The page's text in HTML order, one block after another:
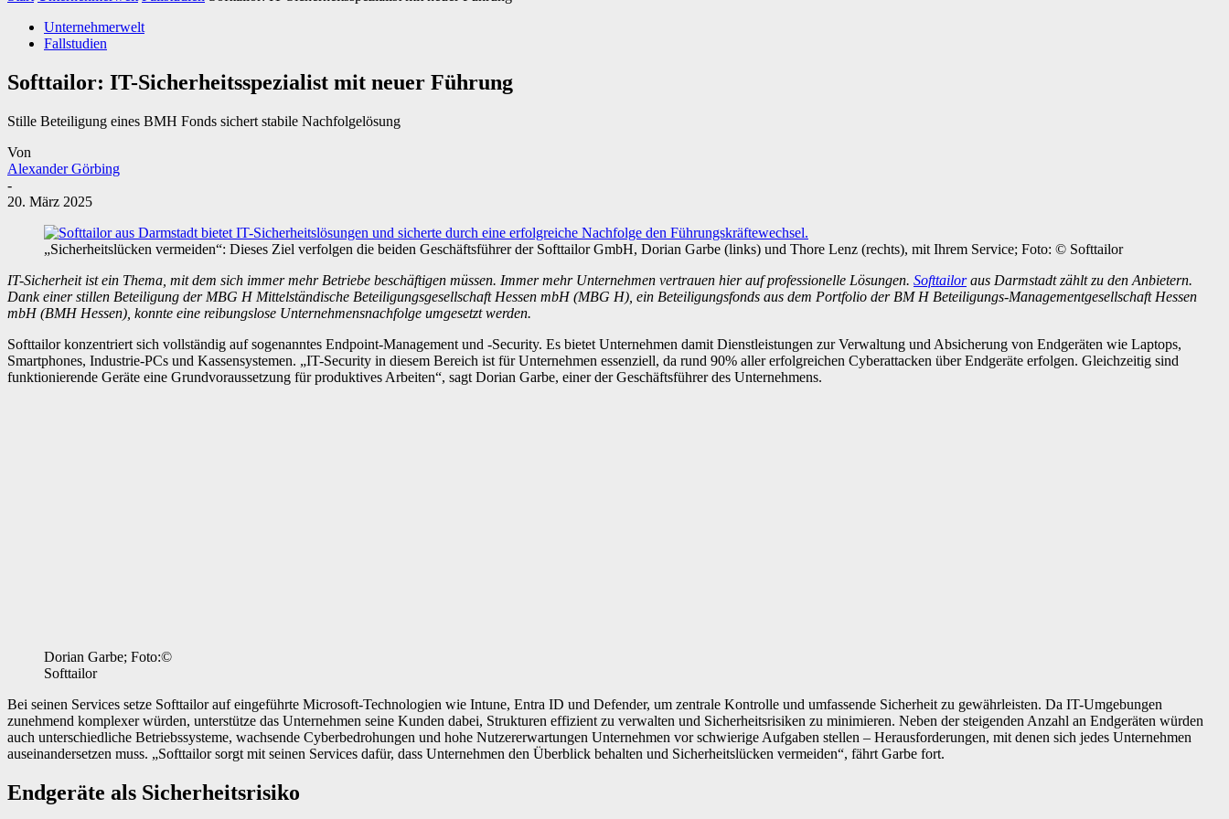
Unternehmerwelt
Fallstudien
Softtailor: IT-Sicherheitsspezialist mit neuer Führung
Stille Beteiligung eines BMH Fonds sichert stabile Nachfolgelösung
Von
Alexander Görbing
-
20. März 2025
„Sicherheitslücken vermeiden“: Dieses Ziel verfolgen die beiden Geschäftsführer der Softtailor GmbH, Dorian Garbe (links) und Thore Lenz (rechts), mit Ihrem Service; Foto: © Softtailor
IT-Sicherheit ist ein Thema, mit dem sich immer mehr Betriebe beschäftigen müssen. Immer mehr Unternehmen vertrauen hier auf professionelle Lösungen. Softtailoraus Darmstadt zählt zu den Anbietern.
Dank einer stillen Beteiligung der MBG H Mittelständische Beteiligungsgesellschaft Hessen mbH (MBG H), ein Beteiligungsfonds aus dem Portfolio der BM H Beteiligungs-Managementgesellschaft Hessen
mbH (BMH Hessen), konnte eine reibungslose Unternehmensnachfolge umgesetzt werden.
Softtailor konzentriert sich vollständig auf sogenanntes Endpoint-Management und -Security. Es bietet Unternehmen damit Dienstleistungen zur Verwaltung und Absicherung von Endgeräten wie Laptops,
Smartphones, Industrie-PCs und Kassensystemen. „IT-Security in diesem Bereich ist für Unternehmen essenziell, da rund 90% aller erfolgreichen Cyberattacken über Endgeräte erfolgen. Gleichzeitig sind
funktionierende Geräte eine Grundvoraussetzung für produktives Arbeiten“, sagt Dorian Garbe, einer der Geschäftsführer des Unternehmens.
Dorian Garbe; Foto:©
Softtailor
Bei seinen Services setze Softtailor auf eingeführte Microsoft-Technologien wie Intune, Entra ID und Defender, um zentrale Kontrolle und umfassende Sicherheit zu gewährleisten. Da IT-Umgebungen
zunehmend komplexer würden, unterstütze das Unternehmen seine Kunden dabei, Strukturen effizient zu verwalten und Sicherheitsrisiken zu minimieren. Neben der steigenden Anzahl an Endgeräten würden
auch unterschiedliche Betriebssysteme, wachsende Cyberbedrohungen und hohe Nutzererwartungen Unternehmen vor schwierige Aufgaben stellen – Herausforderungen, mit denen sich jedes Unternehmen
auseinandersetzen muss. „Softtailor sorgt mit seinen Services dafür, dass Unternehmen den Überblick behalten und Sicherheitslücken vermeiden“, fährt Garbe fort.
Endgeräte als Sicherheitsrisiko